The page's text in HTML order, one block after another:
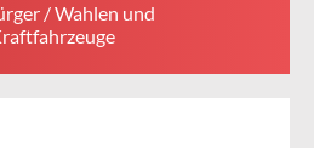
/Wahlen und